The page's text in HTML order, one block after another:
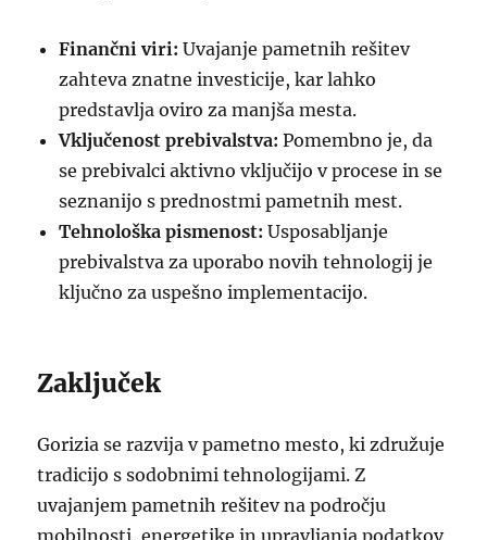
Finančni viri: Uvajanje pametnih rešitev
zahteva znatne investicije, kar lahko
predstavlja oviro za manjša mesta.
Vključenost prebivalstva: Pomembno je, da
se prebivalci aktivno vključijo v procese in se
seznanijo s prednostmi pametnih mest.
Tehnološka pismenost: Usposabljanje
prebivalstva za uporabo novih tehnologij je
ključno za uspešno implementacijo.
Zaključek
Gorizia se razvija v pametno mesto, ki združuje
tradicijo s sodobnimi tehnologijami. Z
uvajanjem pametnih rešitev na področju
mobilnosti, energetike in upravljanja podatkov